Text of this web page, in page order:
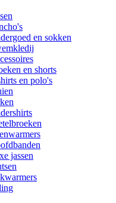
en sokken
en shorts
en polo's
jassen